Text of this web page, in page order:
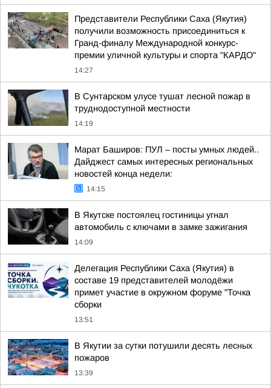
Представители Республики Саха (Якутия)
получили возможность присоединиться к
Гранд-финалу Международной конкурс-
премии уличной культуры и спорта "КАРДО"
14:27
В Сунтарском улусе тушат лесной пожар в
труднодоступной местности
14:19
Марат Баширов: ПУЛ – посты умных людей..
Дайджест самых интересных региональных
новостей конца недели:
14:15
В Якутске постоялец гостиницы угнал
автомобиль с ключами в замке зажигания
14:09
Делегация Республики Саха (Якутия) в
составе 19 представителей молодёжи
примет участие в окружном форуме "Точка
сборки
13:51
В Якутии за сутки потушили десять лесных
пожаров
13:39